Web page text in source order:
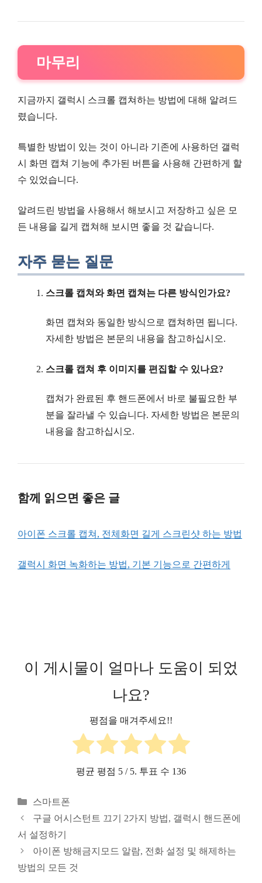
마무리
지금까지 갤럭시 스크롤 캡쳐하는 방법에 대해 알려드
렸습니다.
특별한 방법이 있는 것이 아니라 기존에 사용하던 갤럭
시 화면 캡쳐 기능에 추가된 버튼을 사용해 간편하게 할
수 있었습니다.
알려드린 방법을 사용해서 해보시고 저장하고 싶은 모
든 내용을 길게 캡쳐해 보시면 좋을 것 같습니다.
자주 묻는 질문
스크롤 캡쳐와 화면 캡쳐는 다른 방식인가요?
화면 캡쳐와 동일한 방식으로 캡쳐하면 됩니다.
자세한 방법은 본문의 내용을 참고하십시오.
스크롤 캡쳐 후 이미지를 편집할 수 있나요?
캡쳐가 완료된 후 핸드폰에서 바로 불필요한 부
분을 잘라낼 수 있습니다. 자세한 방법은 본문의
내용을 참고하십시오.
함께 읽으면 좋은 글
아이폰 스크롤 캡쳐, 전체화면 길게 스크린샷 하는 방법
갤럭시 화면 녹화하는 방법, 기본 기능으로 간편하게
이 게시물이 얼마나 도움이 되었
나요?
평점을 매겨주세요!!
평균 평점 5 / 5. 투표 수 136
카
테
리
스마트폰
구글 어시스턴트 끄기 2가지 방법, 갤럭시 핸드폰에
서 설정하기
아이폰 방해금지모드 알람, 전화 설정 및 해제하는
방법의 모든 것